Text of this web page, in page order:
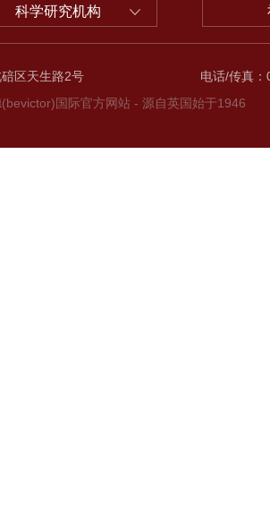
科学研究机构
区天生路2号
电话/传真
国际官方网站 - 源自英国始于1946